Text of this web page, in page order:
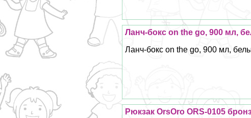
Ланч-бокс on the go, 900 мл,
Ланч-бокс on the go, 900 мл,
Рюкзак OrsOro ORS-0105